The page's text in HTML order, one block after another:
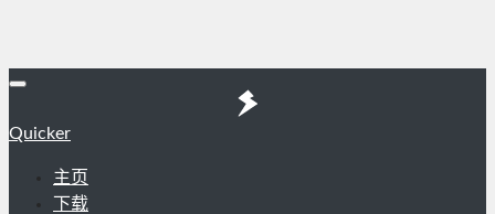
Quicker
主页
下载